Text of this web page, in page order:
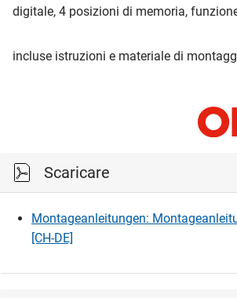
digitale, 4 posizioni di memoria,
incluse istruzioni e materiale di
Scaricare
Montageanleitungen:
[CH-DE]